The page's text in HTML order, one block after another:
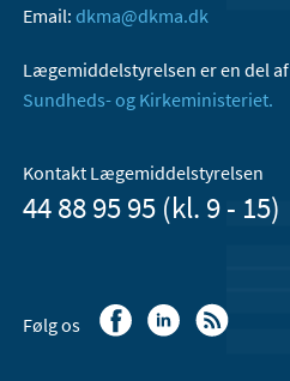
Email: dkma@dkma.dk
Lægemiddelstyrelsen er en del af
Sundheds- og Kirkeministeriet.
Kontakt Lægemiddelstyrelsen
44 88 95 95 (kl. 9 - 15)
Følg os